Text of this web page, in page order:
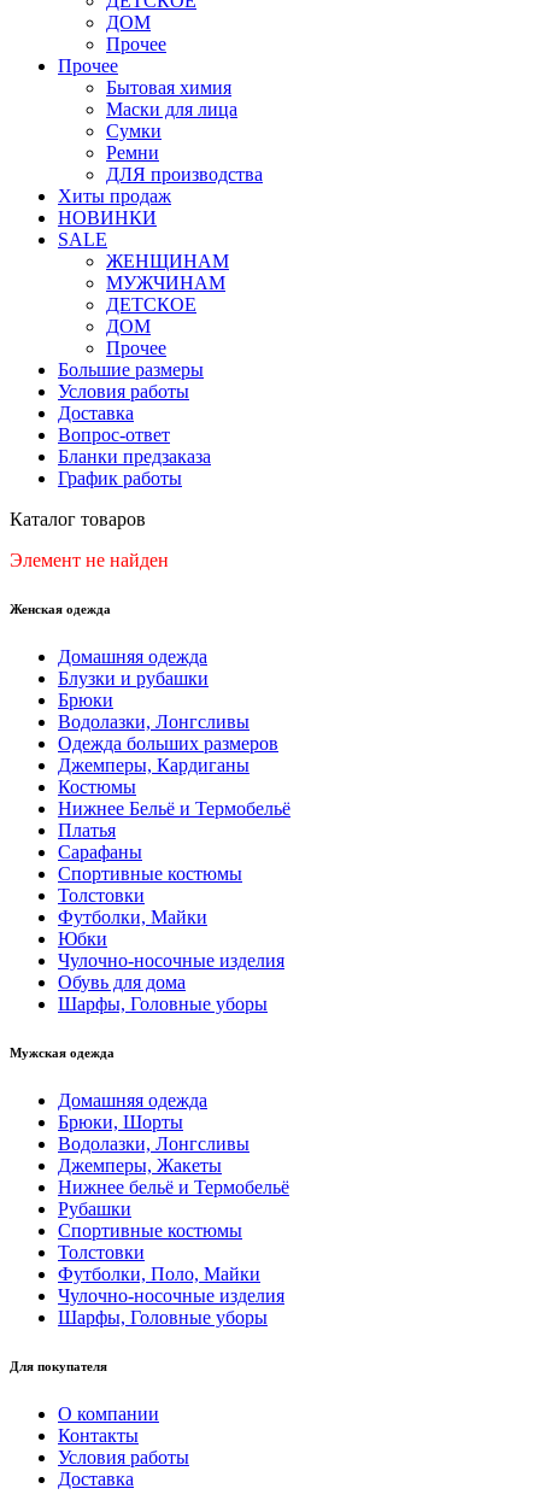
ДОМ
Прочее
Прочее
Бытовая химия
Маски для лица
Сумки
Ремни
ДЛЯ производства
Хиты продаж
НОВИНКИ
SALE
ЖЕНЩИНАМ
МУЖЧИНАМ
ДЕТСКОЕ
ДОМ
Прочее
Большие размеры
Условия работы
Доставка
Вопрос-ответ
Бланки предзаказа
График работы
Каталог товаров
Элемент не найден
Женская одежда
Домашняя одежда
Блузки и рубашки
Брюки
Водолазки, Лонгсливы
Одежда больших размеров
Джемперы, Кардиганы
Костюмы
Нижнее Бельё и Термобельё
Платья
Сарафаны
Спортивные костюмы
Толстовки
Футболки, Майки
Юбки
Чулочно-носочные изделия
Обувь для дома
Шарфы, Головные уборы
Мужская одежда
Домашняя одежда
Брюки, Шорты
Водолазки, Лонгсливы
Джемперы, Жакеты
Нижнее бельё и Термобельё
Рубашки
Спортивные костюмы
Толстовки
Футболки, Поло, Майки
Чулочно-носочные изделия
Шарфы, Головные уборы
Для покупателя
О компании
Контакты
Условия работы
Доставка